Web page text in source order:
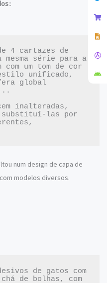
::
4 cartazes de
mesma série para a
com um tom de cor
estilo unificado,
global
inalteradas,
substituí-las por
num design de capa de
modelos diversos.
de gatos com
de bolhas, com